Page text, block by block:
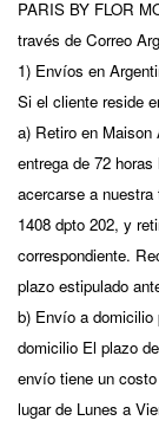
PARIS BY FLOR
través de Correo
1) Envíos en
Si el cliente reside
a) Retiro en
entrega de 72
acercarse a
1408 dpto 202, y
correspondiente.
plazo estipulado
b) Envío a domicilio
domicilio El plazo
envío tiene un
lugar de Lunes a